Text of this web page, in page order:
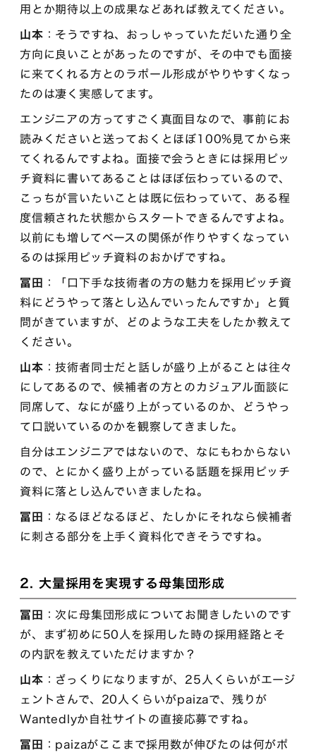
用とか期待以上の成果などあれば教えてください。
山本 ：そうですね、おっしゃっていただいた通り全
方向に良いことがあったのですが、その中でも面接
に来てくれる方とのラポール形成がやりやすくなっ
たのは凄く実感してます。
エンジニアの方ってすごく真面目なので、事前にお
読みくださいと送っておくとほぼ100%見てから来
てくれるんですよね。面接で会うときには採用ピッ
チ資料に書いてあることはほぼ伝わっているので、
こっちが言いたいことは既に伝わっていて、ある程
度信頼された状態からスタートできるんですよね。
以前にも増してベースの関係が作りやすくなってい
るのは採用ピッチ資料のおかげですね。
冨田 ：「口下手な技術者の方の魅力を採用ピッチ資
料にどうやって落とし込んでいったんですか」と質
問がきていますが、どのような工夫をしたか教えて
ください。
山本 ：技術者同士だと話しが盛り上がることは往々
にしてあるので、候補者の方とのカジュアル面談に
同席して、なにが盛り上がっているのか、どうやっ
て口説いているのかを観察してきました。
自分はエンジニアではないので、なにもわからない
ので、とにかく盛り上がっている話題を採用ピッチ
資料に落とし込んでいきましたね。
冨田 ：なるほどなるほど、たしかにそれなら候補者
に刺さる部分を上手く資料化できそうですね。
2. 大量採用を実現する母集団形成
冨田 ：次に母集団形成についてお聞きしたいのです
が、まず初めに50人を採用した時の採用経路とそ
の内訳を教えていただけますか？
山本 ：ざっくりになりますが、25人くらいがエージ
ェントさんで、20人くらいがpaizaで、残りが
Wantedlyか自社サイトの直接応募ですね。
冨田 ：paizaがここまで採用数が伸びたのは何がポ